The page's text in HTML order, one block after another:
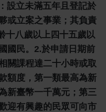
設立未滿五年且登記於
或立案之事業；其負責
十八歲以上四十五歲以
國民。2.於申請日期前
關課程達二十小時或取
額度，第一類最高為新
新臺幣一千萬元；第三
迎有興趣的民眾可向市